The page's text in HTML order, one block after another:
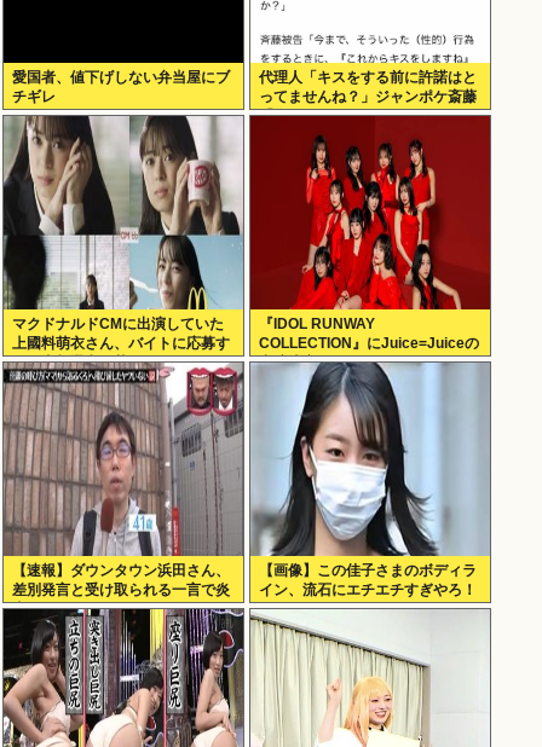
愛国者、値下げしない弁当屋にブ
チギレ
代理人「キスをする前に許諾はと
ってませんね？」ジャンポケ斎藤
「今までこれからキスしますなん
て宣言することなかったので」
マクドナルドCMに出演していた
上國料萌衣さん、バイトに応募す
るも書類選考で落ちる
『IDOL RUNWAY
COLLECTION』にJuice=Juiceの
出演決定
【速報】ダウンタウン浜田さん、
差別発言と受け取られる一言で炎
上www
【画像】この佳子さまのボディラ
イン、流石にエチエチすぎやろ！